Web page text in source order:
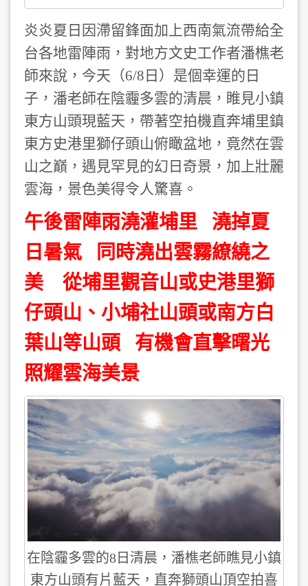
炎炎夏日因滯留鋒面加上西南氣流帶給全
台各地雷陣雨，對地方文史工作者潘樵老
師來說，今天（6/8日）是個幸運的日
子，潘老師在陰霾多雲的清晨，睢見小鎮
東方山頭現藍天，帶著空拍機直奔埔里鎮
東方史港里獅仔頭山俯瞰盆地，竟然在雲
山之巔，遇見罕見的幻日奇景，加上壯麗
雲海，景色美得令人驚喜。
午後雷陣雨澆灌埔里 澆掉夏
日暑氣 同時澆出雲霧繚繞之
美 從埔里觀音山或史港里獅
仔頭山、小埔社山頭或南方白
葉山等山頭 有機會直擊曙光
照耀雲海美景
在陰霾多雲的8日清晨，潘樵老師瞧見小鎮
東方山頭有片藍天，直奔獅頭山頂空拍喜